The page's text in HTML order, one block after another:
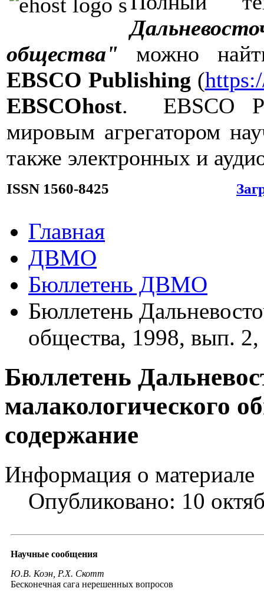
общества" можно
EBSCO Publishing(
EBSCOhost. EBSCO
мировым агрегатором
также электронных и
ISSN 1560-8425
Главная
ДВМО
Бюллетень ДВМО
Бюллетень
общества, 1998, вып.
Бюллетень
малакологического
содержание
Информация о материале
Опубликовано: 10
Научные сообщения
Ю.В. Коэн, P.X. Скотт
Бесконечная сага нерешенных вопросов